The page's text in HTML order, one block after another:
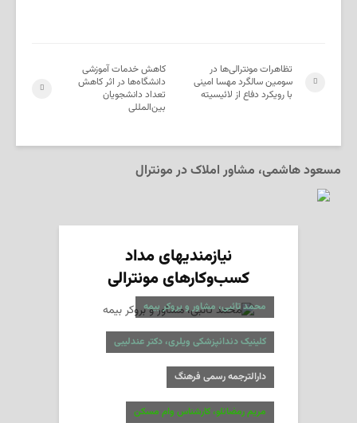
کاهش خدمات آموزشی
دانشگاه‌ها در اثر کاهش
تعداد دانشجویان
بین‌المللی
تظاهرات مونترالی‌ها در
سومین سالگرد مهسا امینی
با رویکرد دفاع از لائیسیته
مسعود هاشمی، مشاور املاک در مونترال
نیازمندیهای مداد
کسب‌وکارهای مونترالی
محمد تائبی، مشاور و بروکر بیمه
کلینیک دندانپزشکی ویلری، دکتر عندلیبی
دارالترجمه رسمی فرهنگ
مریم رمضانلو، کارشناس وام مسکن